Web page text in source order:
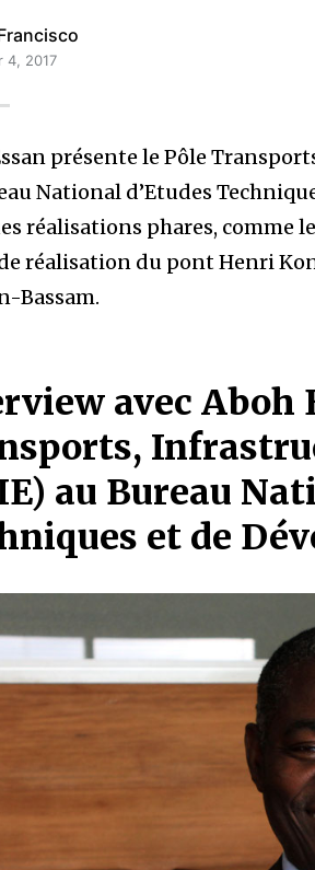
4, 2017
présente le Pôle
National d’Etudes
réalisations phares, comme
réalisation du pont Henri
Bassam.
avec Aboh
au Bureau
et de